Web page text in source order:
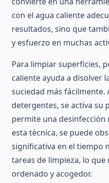
con el agua caliente
resultados, sino que
y esfuerzo en muchas
Para limpiar superficies,
caliente ayuda a disolver
suciedad más fácilmente.
detergentes, se activa su
permite una
esta técnica, se puede
significativa en el tiempo
tareas de limpieza, lo
ordenado y acogedor.